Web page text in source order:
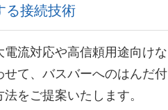
る接続技術
流対応や高信頼用途向け
て、バスバーへのはんだ
をご提案いたします。